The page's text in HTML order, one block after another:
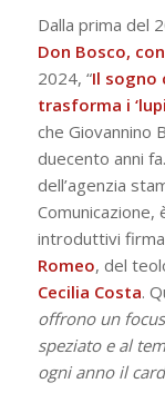
Dalla prima del
Don Bosco,
2024, “Il sogno
trasforma i
che Giovannino
duecento anni
dell’agenzia
introduttivi
Romeo, del
Cecilia Costa.
offrono un
speziato e al
ogni anno il